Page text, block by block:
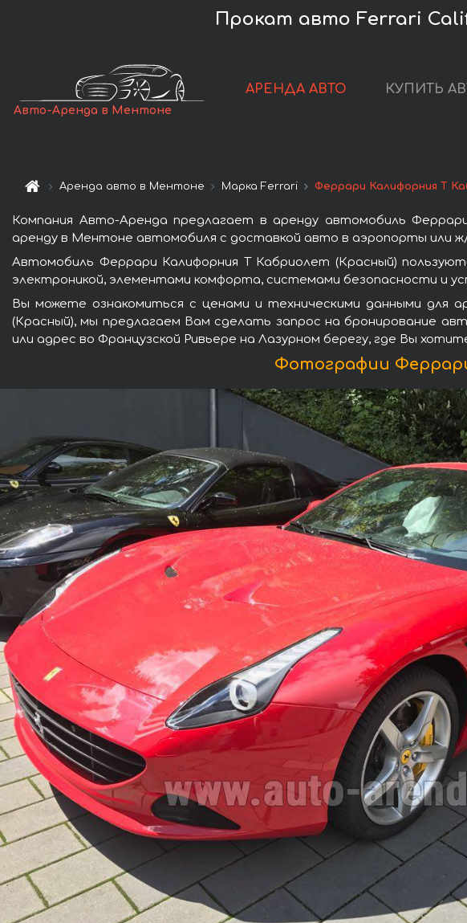
Прокат авто Ferrari
Авто-Аренда в Ментоне
АРЕНДА АВТО КУПИТЬ
Аренда авто в Ментоне Марка Ferrari Феррари Калифорния Т
Компания Авто-Аренда предлагает в аренду автомобиль
аренду в Ментоне автомобиля с доставкой авто в аэропорты или ж/
Автомобиль Феррари Калифорния Т Кабриолет (Красный)
электроникой, элементами комфорта, системами безопасности и
Вы можете ознакомиться с ценами и техническими данными
(Красный), мы предлагаем Вам сделать запрос на бронирование
или адрес во Французской Ривьере на Лазурном берегу, где Вы
Фотографии